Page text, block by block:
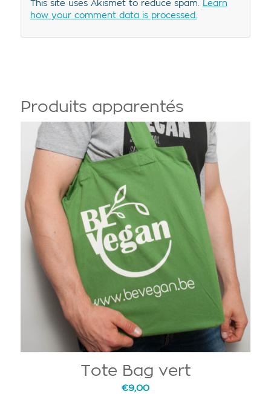
This site uses Akismet to reduce spam. Learn
how your comment data is processed.
Produits apparentés
Tote Bag vert
€9,00